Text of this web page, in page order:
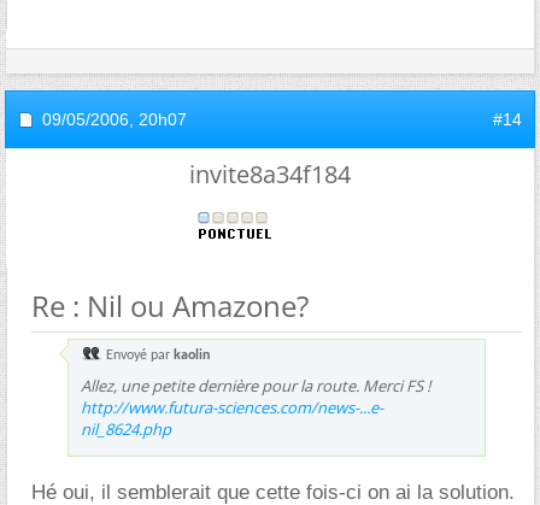
09/05/2006, 20h07 #14
invite8a34f184
Re : Nil ou Amazone?
Envoyé par kaolin
Allez, une petite dernière pour la route. Merci FS !
http://www.futura-sciences.com/news-...e-
nil_8624.php
Hé oui, il semblerait que cette fois-ci on ai la solution.